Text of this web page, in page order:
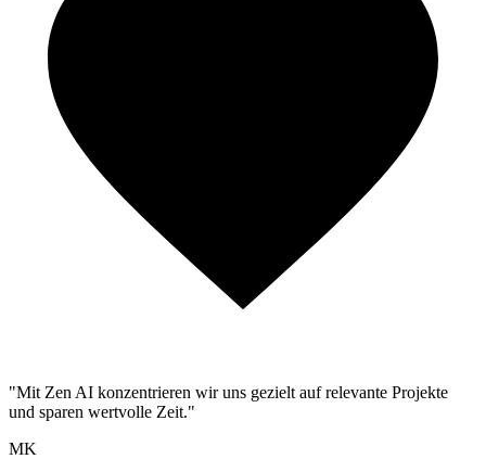
"Mit Zen AI konzentrieren wir uns gezielt auf relevante Projekte
und sparen wertvolle Zeit."
MK